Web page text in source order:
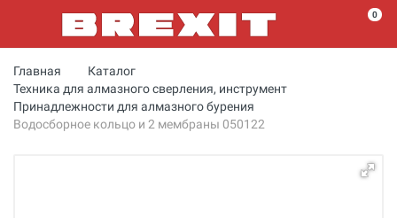
0
Главная
Каталог
Техника для алмазного сверления, инструмент
Принадлежности для алмазного бурения
Водосборное кольцо и 2 мембраны 050122